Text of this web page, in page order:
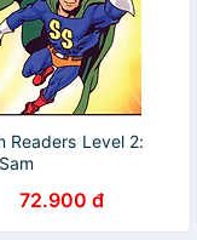
Readers Level 2:
72.900 đ